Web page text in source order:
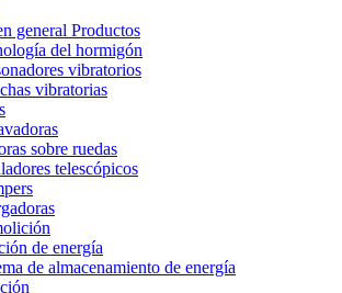
general Productos
del hormigón
vibratorios
vibratorias
sobre ruedas
telescópicos
de energía
de almacenamiento de energía